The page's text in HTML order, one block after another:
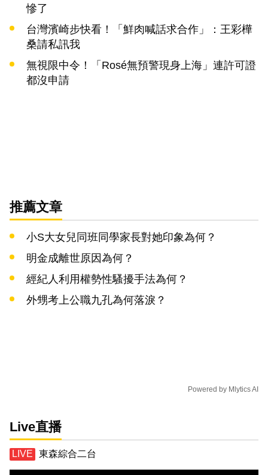
慘了
台灣濱崎步快看！「鮮肉喊話求合作」：王彩樺
桑請私訊我
無視限中令！「Rosé無預警現身上海」連許可證
都沒申請
推薦文章
小S大女兒同班同學家長對她印象為何？
明金成離世原因為何？
經紀人利用權勢性騷擾手法為何？
外甥考上公職九孔為何落淚？
Powered by Mlytics AI
Live直播
東森綜合二台